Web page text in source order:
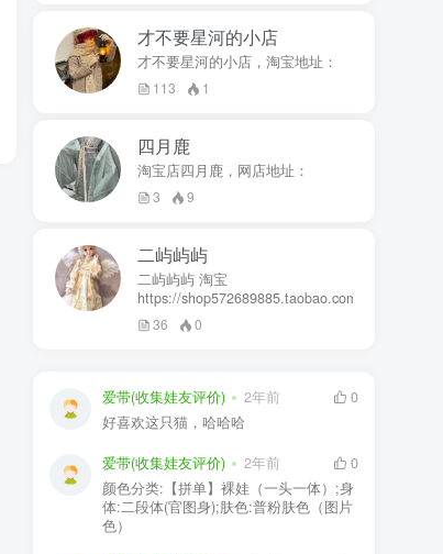
才不要星河的小店
才不要星河的小店，淘宝地址：
113 1
四月鹿
淘宝店四月鹿，网店地址：
3 9
二屿屿屿
二屿屿屿 淘宝
https://shop572689885.taobao.com
36 0
爱带(收集娃友评价) 2年前
0
好喜欢这只猫，哈哈哈
爱带(收集娃友评价) 2年前
0
颜色分类:【拼单】裸娃（一头一体）;身
体:二段体(官图身);肤色:普粉肤色（图片
色）